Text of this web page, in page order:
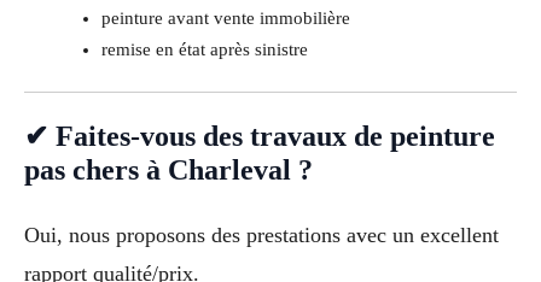
peinture avant vente immobilière
remise en état après sinistre
✔ Faites-vous des travaux de peinture
pas chers à Charleval ?
Oui, nous proposons des prestations avec un excellent
rapport qualité/prix.